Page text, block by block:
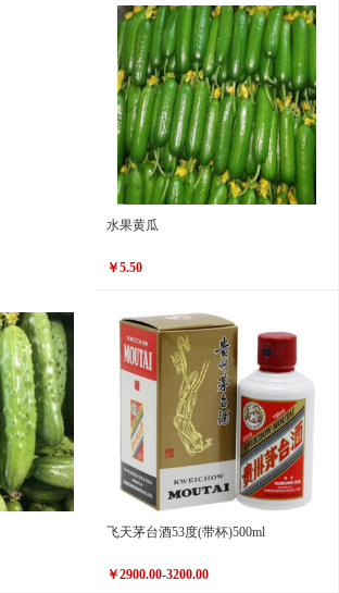
水果黄瓜
￥5.50
飞天茅台酒53度(带杯)500ml
￥2900.00-3200.00